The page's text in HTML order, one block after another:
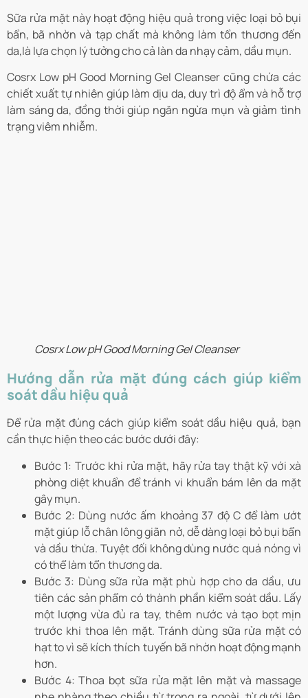
Sữa rửa mặt này hoạt động hiệu quả trong việc loại bỏ bụi
bẩn, bã nhờn và tạp chất mà không làm tổn thương đến
da,là lựa chọn lý tưởng cho cả làn da nhạy cảm, dầu mụn.
Cosrx Low pH Good Morning Gel Cleanser cũng chứa các
chiết xuất tự nhiên giúp làm dịu da, duy trì độ ẩm và hỗ trợ
làm sáng da, đồng thời giúp ngăn ngừa mụn và giảm tình
trạng viêm nhiễm.
Cosrx Low pH Good Morning Gel Cleanser
Hướng dẫn rửa mặt đúng cách giúp kiểm
soát dầu hiệu quả
Để rửa mặt đúng cách giúp kiểm soát dầu hiệu quả, bạn
cần thực hiện theo các bước dưới đây:
Bước 1: Trước khi rửa mặt, hãy rửa tay thật kỹ với xà
phòng diệt khuẩn để tránh vi khuẩn bám lên da mặt
gây mụn.
Bước 2: Dùng nước ấm khoảng 37 độ C để làm ướt
mặt giúp lỗ chân lông giãn nở, dễ dàng loại bỏ bụi bẩn
và dầu thừa. Tuyệt đối không dùng nước quá nóng vì
có thể làm tổn thương da.
Bước 3: Dùng sữa rửa mặt phù hợp cho da dầu, ưu
tiên các sản phẩm có thành phần kiểm soát dầu. Lấy
một lượng vừa đủ ra tay, thêm nước và tạo bọt mịn
trước khi thoa lên mặt. Tránh dùng sữa rửa mặt có
hạt to vì sẽ kích thích tuyến bã nhờn hoạt động mạnh
hơn.
Bước 4: Thoa bọt sữa rửa mặt lên mặt và massage